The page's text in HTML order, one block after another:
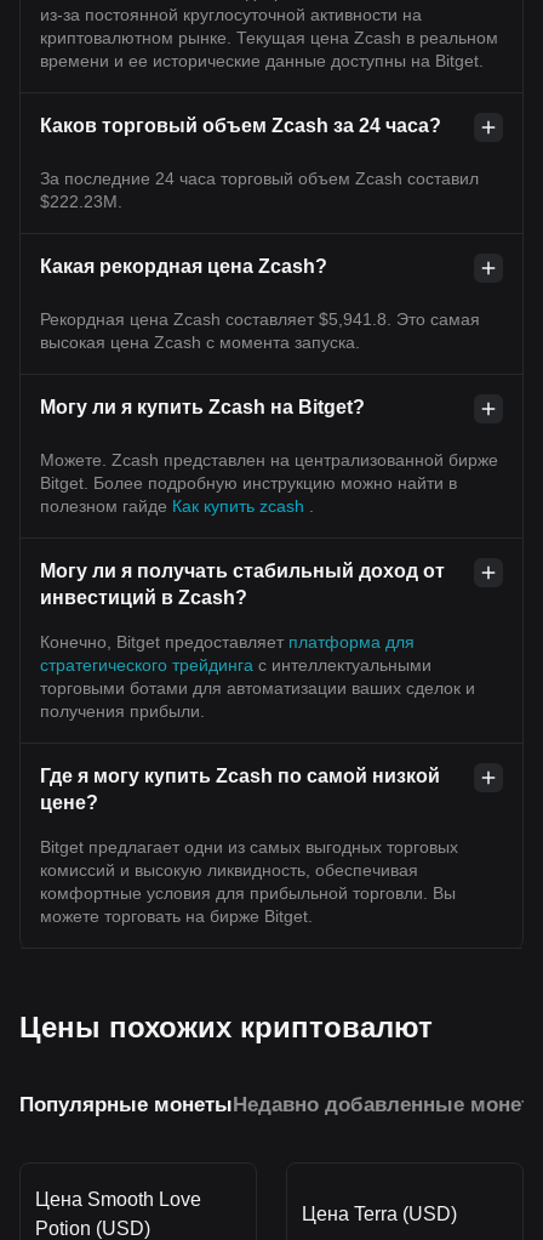
из-за постоянной круглосуточной активности на
криптовалютном рынке. Текущая цена Zcash в реальном
времени и ее исторические данные доступны на Bitget.
Каков торговый объем Zcash за 24 часа?
За последние 24 часа торговый объем Zcash составил
$222.23M.
Какая рекордная цена Zcash?
Рекордная цена Zcash составляет $5,941.8. Это самая
высокая цена Zcash с момента запуска.
Могу ли я купить Zcash на Bitget?
Можете. Zcash представлен на централизованной бирже
Bitget. Более подробную инструкцию можно найти в
полезном гайде Как купить zcash
Могу ли я получать стабильный доход от
инвестиций в Zcash?
Конечно, Bitget предоставляет платформа для
стратегического трейдинга с интеллектуальными
торговыми ботами для автоматизации ваших сделок и
получения прибыли.
Где я могу купить Zcash по самой низкой
цене?
Bitget предлагает одни из самых выгодных торговых
комиссий и высокую ликвидность, обеспечивая
комфортные условия для прибыльной торговли. Вы
можете торговать на бирже Bitget.
Цены похожих криптовалют
Популярные монетыНедавно добавленные
Цена Smooth Love
Potion (USD)
Цена Terra (USD)